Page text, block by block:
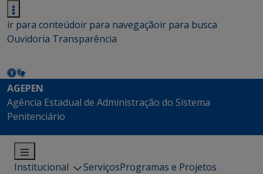
ir para conteúdoir para navegaçãoir para busca
Ouvidoria Transparência
AGEPEN
Agência Estadual de Administração do Sistema
Penitenciário
Institucional ServiçosProgramas e Projetos